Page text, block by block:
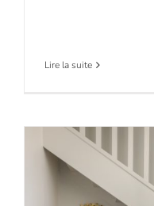
Lire la suite